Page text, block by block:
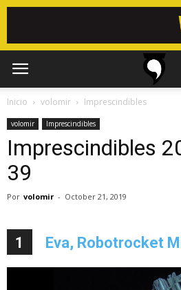
Inicio volomir Imprescindibles
volomir Imprescindibles
Imprescindibles
39
Por volomir - October 21, 2019
1 Eva, Robotrocket